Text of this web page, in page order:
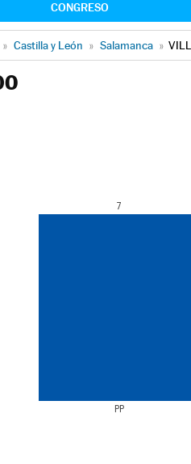
CONGRESO
» Castilla y León » Salamanca »
PP
7